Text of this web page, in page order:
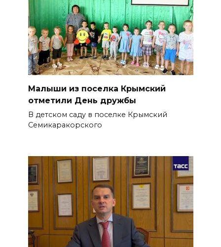
Малыши из поселка Крымский
отметили День дружбы
В детском саду в поселке Крымский
Семикаракорского